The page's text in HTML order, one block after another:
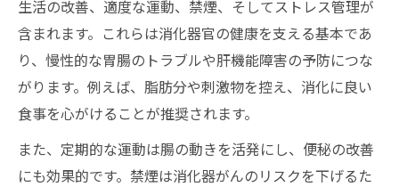
生活の改善、適度な運動、禁煙、そしてストレス管理が
含まれます。これらは消化器官の健康を支える基本であ
り、慢性的な胃腸のトラブルや肝機能障害の予防につな
がります。例えば、脂肪分や刺激物を控え、消化に良い
食事を心がけることが推奨されます。
また、定期的な運動は腸の動きを活発にし、便秘の改善
にも効果的です。禁煙は消化器がんのリスクを下げるた